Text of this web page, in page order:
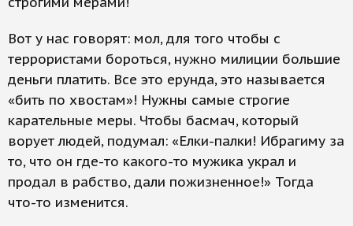
Вот у нас говорят: мол, для того чтобы с
террористами бороться, нужно милиции большие
деньги платить. Все это ерунда, это называется
«бить по хвостам»! Нужны самые строгие
карательные меры. Чтобы басмач, который
ворует людей, подумал: «Елки-палки! Ибрагиму за
то, что он где-то какого-то мужика украл и
продал в рабство, дали пожизненное!» Тогда
что-то изменится.